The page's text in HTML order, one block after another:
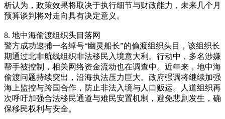
析认为，政策效果将取决于执行细节与财政能力，未来几个月
预算谈判将对走向具有决定意义。
8. 地中海偷渡组织头目落网
警方成功逮捕一名绰号“幽灵船长”的偷渡组织头目，该组织长
期通过北非航线组织非法移民入境意大利。行动中，多名涉嫌
帮手被控制，相关网络资金流动也在调查中。近年来，地中海
偷渡问题持续突出，沿海执法压力巨大。政府强调将继续加强
海上监控与跨国合作，防止非法入境与人口贩运。人道组织再
次呼吁加强合法移民通道与难民安置机制，避免悲剧发生，确
保移民权利与安全。